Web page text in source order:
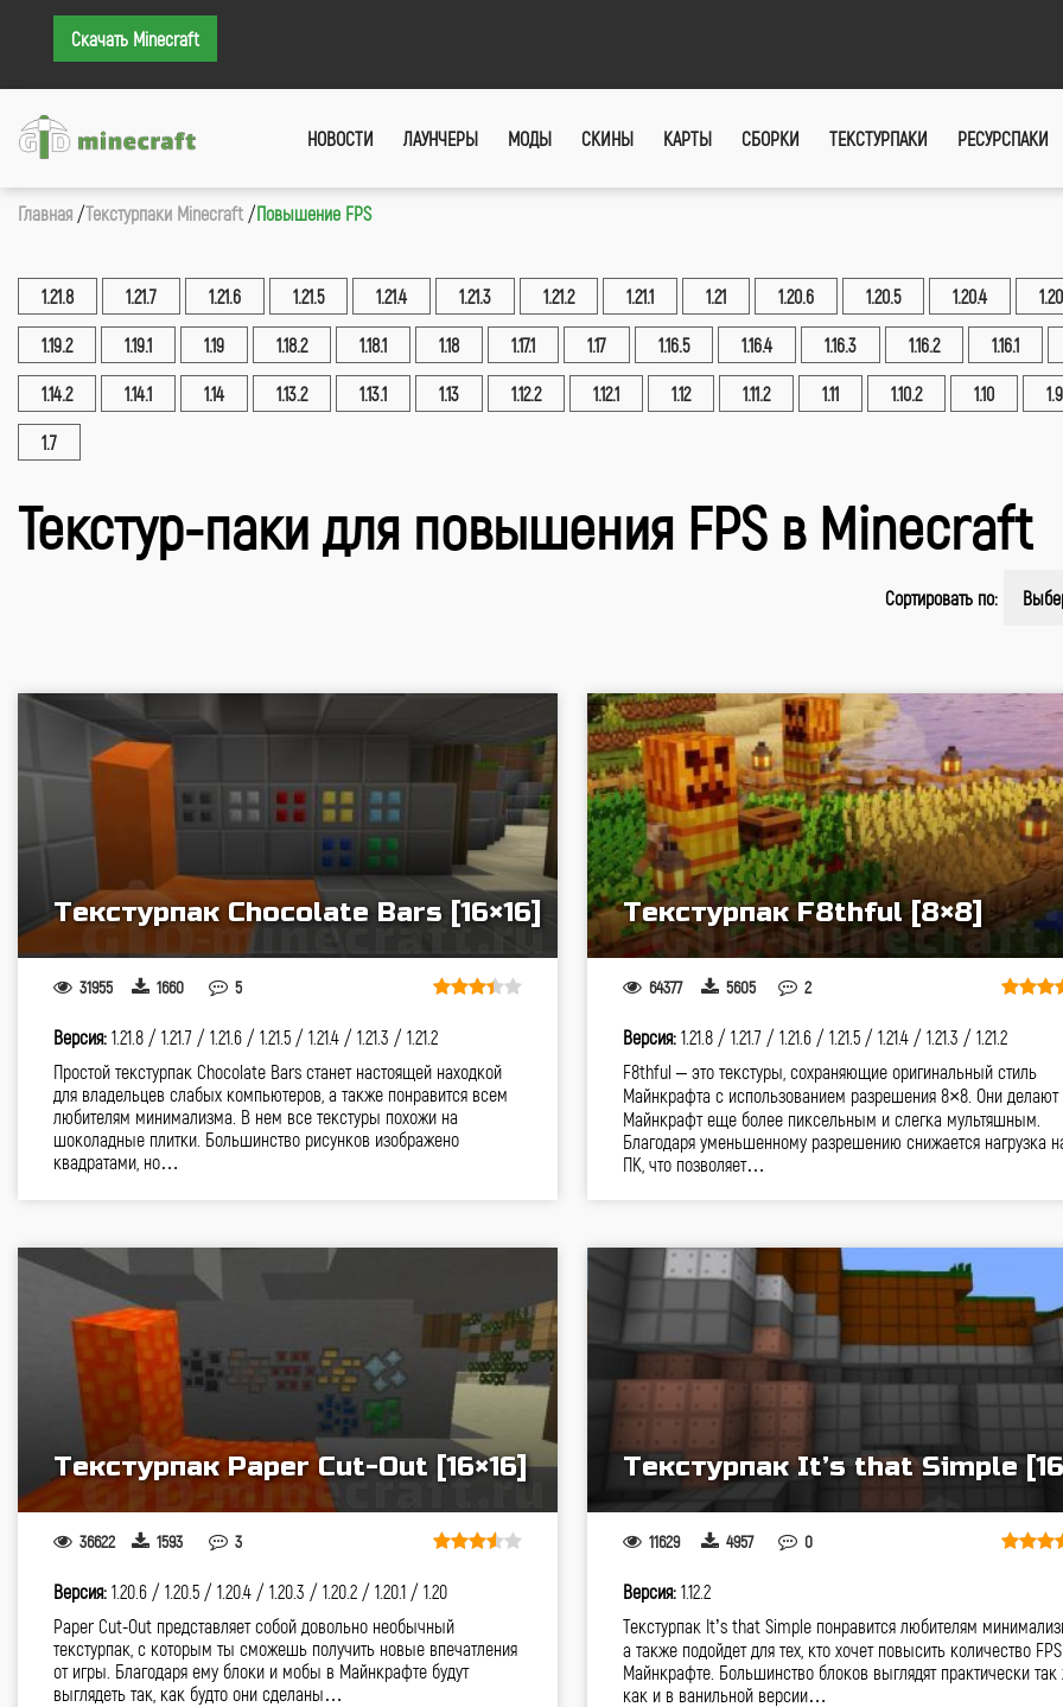
Скачать Minecraft
НОВОСТИ ЛАУНЧЕРЫ МОДЫ СКИНЫ КАРТЫ СБОРКИ ТЕКСТУРПАКИ РЕСУРСПАКИ
Главная Текстурпаки Minecraft Повышение FPS
1.21.8 1.21.7 1.21.6 1.21.5 1.21.4 1.21.3 1.21.2 1.21.1 1.21 1.20.6 1.20.5 1.20.4
1.19.2 1.19.1 1.19 1.18.2 1.18.1 1.18 1.17.1 1.17 1.16.5 1.16.4 1.16.3 1.16.2 1.16.1
1.14.2 1.14.1 1.14 1.13.2 1.13.1 1.13 1.12.2 1.12.1 1.12 1.11.2 1.11 1.10.2 1.10
1.7
Текстур-паки для повышения FPS в Minecraft
Сортировать по:
Текстурпак Chocolate Bars [16×16]
31955 1660 5
Версия: 1.21.8 / 1.21.7 / 1.21.6 / 1.21.5 / 1.21.4 / 1.21.3 / 1.21.2
Простой текстурпак Chocolate Bars станет настоящей находкой
для владельцев слабых компьютеров, а также понравится всем
любителям минимализма. В нем все текстуры похожи на
шоколадные плитки. Большинство рисунков изображено
квадратами, но…
Текстурпак F8thful [8×8]
64377 5605 2
Версия:1.21.8 /1.21.7 /1.21.6 /1.21.5 /1.21.4 /1.21.3 /1.21.2
F8thful – это текстуры, сохраняющие оригинальный стиль
Майнкрафта с использованием разрешения 8×8. Они делают
Майнкрафт еще более пиксельным и слегка мультяшным.
Благодаря уменьшенному разрешению снижается нагрузка
ПК, что позволяет…
Текстурпак Paper Cut-Out [16×16]
36622 1593 3
Версия: 1.20.6 / 1.20.5 / 1.20.4 / 1.20.3 / 1.20.2 / 1.20.1 / 1.20
Paper Cut-Out представляет собой довольно необычный
текстурпак, с которым ты сможешь получить новые впечатления
от игры. Благодаря ему блоки и мобы в Майнкрафте будут
выглядеть так, как будто они сделаны…
Текстурпак It’s that Simple
11629 4957 0
Версия:1.12.2
Текстурпак It’s that Simple понравится любителям
а также подойдет для тех, кто хочет повысить количество
Майнкрафте. Большинство блоков выглядят практически так
как и в ванильной версии…